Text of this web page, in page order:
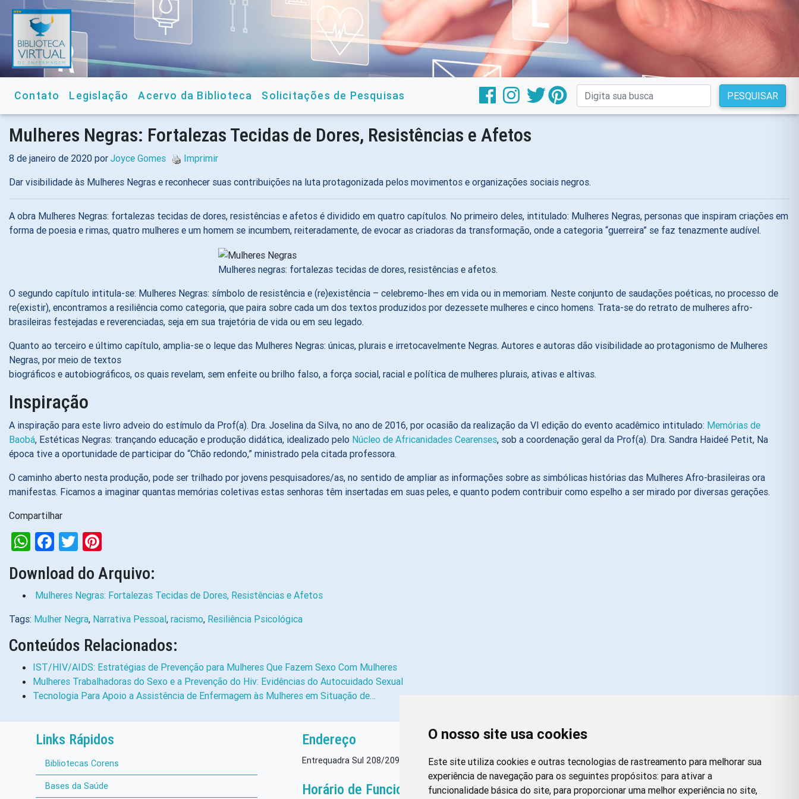
O nosso site usa cookies
Este site utiliza cookies e outras tecnologias de rastreamento para melhorar sua
experiência de navegação para os seguintes propósitos: para ativar a
funcionalidade básica do site, para proporcionar uma melhor experiência no site,
Contato Legislação Acervo da Biblioteca Solicitações de Pesquisas PESQUISAR
Mulheres Negras: Fortalezas Tecidas de Dores, Resistências e Afetos
8 de janeiro de 2020 por Joyce Gomes
Imprimir
Dar visibilidade às Mulheres Negras e reconhecer suas contribuições na luta protagonizada pelos movimentos e organizações sociais negros.
A obra Mulheres Negras: fortalezas tecidas de dores, resistências e afetos é dividido em quatro capítulos. No primeiro deles, intitulado: Mulheres Negras, personas que inspiram criações em
forma de poesia e rimas, quatro mulheres e um homem se incumbem, reiteradamente, de evocar as criadoras da transformação, onde a categoria “guerreira” se faz tenazmente audível.
Mulheres negras: fortalezas tecidas de dores, resistências e afetos.
O segundo capítulo intitula-se: Mulheres Negras: símbolo de resistência e (re)existência – celebremo-lhes em vida ou in memoriam. Neste conjunto de saudações poéticas, no processo de
re(existir), encontramos a resiliência como categoria, que paira sobre cada um dos textos produzidos por dezessete mulheres e cinco homens. Trata-se do retrato de mulheres afro-
brasileiras festejadas e reverenciadas, seja em sua trajetória de vida ou em seu legado.
Quanto ao terceiro e último capítulo, amplia-se o leque das Mulheres Negras: únicas, plurais e irretocavelmente Negras. Autores e autoras dão visibilidade ao protagonismo de Mulheres
Negras, por meio de textos
biográficos e autobiográficos, os quais revelam, sem enfeite ou brilho falso, a força social, racial e política de mulheres plurais, ativas e altivas.
Inspiração
A inspiração para este livro adveio do estímulo da Prof(a). Dra. Joselina da Silva, no ano de 2016, por ocasião da realização da VI edição do evento acadêmico intitulado: Memórias de
Baobá, Estéticas Negras: trançando educação e produção didática, idealizado pelo Núcleo de Africanidades Cearenses, sob a coordenação geral da Prof(a). Dra. Sandra Haideé Petit, Na
época tive a oportunidade de participar do “Chão redondo,” ministrado pela citada professora.
O caminho aberto nesta produção, pode ser trilhado por jovens pesquisadores/as, no sentido de ampliar as informações sobre as simbólicas histórias das Mulheres Afro-brasileiras ora
manifestas. Ficamos a imaginar quantas memórias coletivas estas senhoras têm insertadas em suas peles, e quanto podem contribuir como espelho a ser mirado por diversas gerações.
Compartilhar
WhatsApp
Facebook
Twitter
Download do Arquivo:
Mulheres Negras: Fortalezas Tecidas de Dores, Resistências e Afetos
Tags: Mulher Negra, Narrativa Pessoal, racismo, Resiliência Psicológica
Conteúdos Relacionados:
IST/HIV/AIDS: Estratégias de Prevenção para Mulheres Que Fazem Sexo Com Mulheres
Mulheres Trabalhadoras do Sexo e a Prevenção do Hiv: Evidências do Autocuidado Sexual
Tecnologia Para Apoio a Assistência de Enfermagem às Mulheres em Situação de…
Links Rápidos
Bibliotecas Corens
Bases da Saúde
Endereço
Entrequadra Sul 208/209, Asa Sul, CEP: 70390-100
Horário de Funcionamento
Redes Sociais
Facebook Instagram Twitter Pinterest